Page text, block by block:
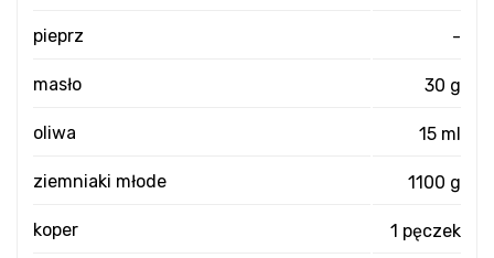
pieprz -
masło 30 g
oliwa 15 ml
ziemniaki młode 1100 g
koper 1 pęczek